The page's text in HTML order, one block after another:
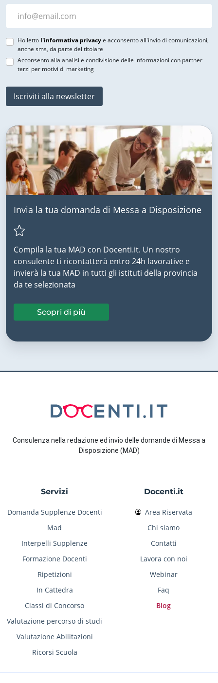
Ho letto l'informativa privacye acconsento all'invio di comunicazioni,
anche sms, da parte del titolare
Acconsento alla analisi e condivisione delle informazioni con partner
terzi per motivi di marketing
Iscriviti alla newsletter
Invia la tua domanda di Messa a Disposizione
Compila la tua MAD con Docenti.it. Un nostro
consulente ti ricontatterà entro 24h lavorative e
invierà la tua MAD in tutti gli istituti della provincia
da te selezionata
Scopri di più
Consulenza nella redazione ed invio delle domande di Messa a
Disposizione (MAD)
Servizi
Domanda Supplenze Docenti
Mad
Interpelli Supplenze
Formazione Docenti
Ripetizioni
In Cattedra
Classi di Concorso
Valutazione percorso di studi
Valutazione Abilitazioni
Ricorsi Scuola
Docenti.it
Area Riservata
Chi siamo
Contatti
Lavora con noi
Webinar
Faq
Blog